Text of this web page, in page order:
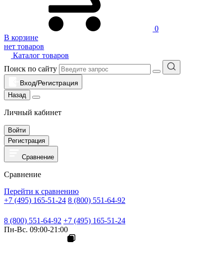
0
В корзине
нет товаров
Каталог товаров
Поиск по сайту
Вход/Регистрация
Назад
Личный кабинет
Войти
Регистрация
Сравнение
Сравнение
Перейти к сравнению
+7 (495) 165-51-24 8 (800) 551-64-92
8 (800) 551-64-92 +7 (495) 165-51-24
Пн-Вс. 09:00-21:00